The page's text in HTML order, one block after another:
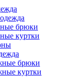
брюки
куртки
брюки
куртки